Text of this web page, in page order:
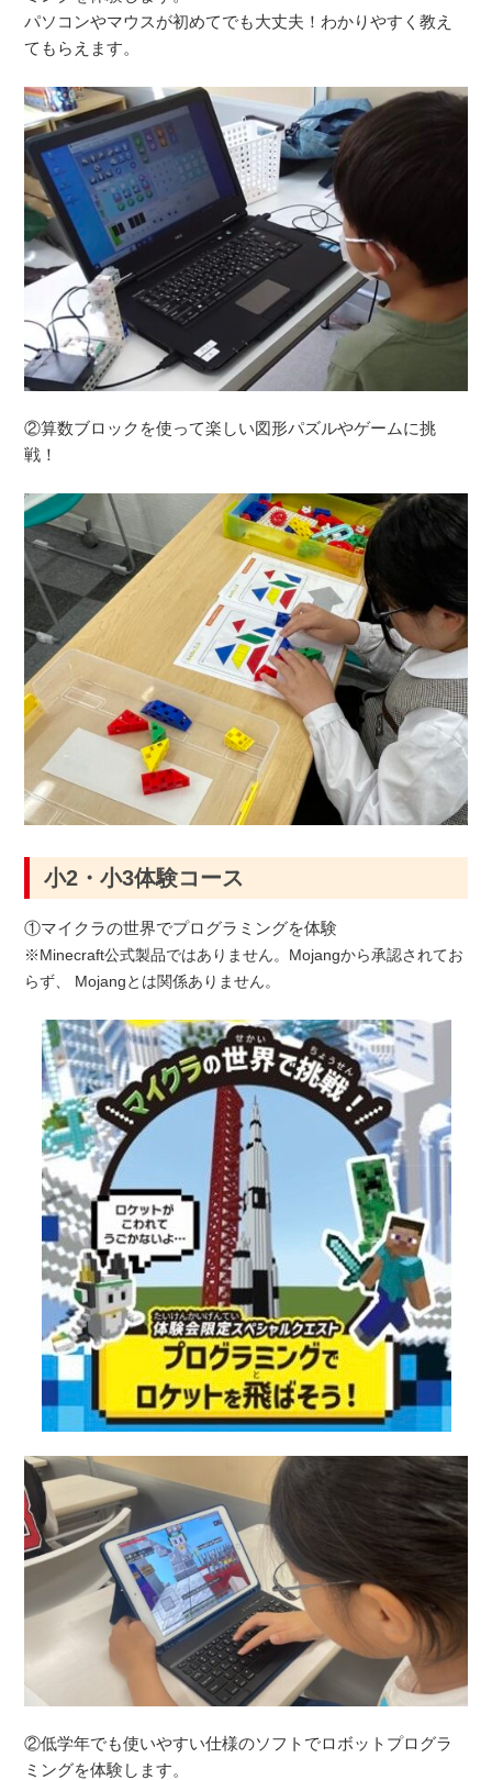
パソコンやマウスが初めてでも大丈夫！わかりやすく教え
てもらえます。
②算数ブロックを使って楽しい図形パズルやゲームに挑
戦！
小2・小3体験コース
①マイクラの世界でプログラミングを体験
※Minecraft公式製品ではありません。Mojangから承認されてお
らず、 Mojangとは関係ありません。
②低学年でも使いやすい仕様のソフトでロボットプログラ
ミングを体験します。